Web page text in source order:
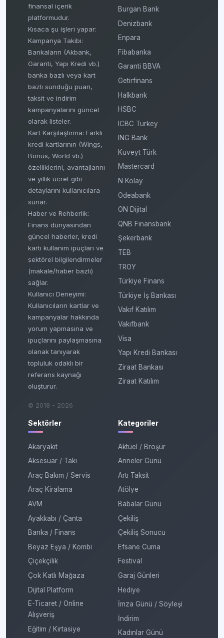
finansal içerik
platformudur.
Kısaca şu işleri yapar:
Kampanya Takibi:
Bankaların (Akbank,
Garanti, Yapı Kredi vb.)
banka bazlı veya kart
bazlı sunduğu puan,
taksit ve indirim
kampanyalarını güncel
olarak listeler.
Kart Karşılaştırma: Farklı
kredi kartlarının (Wings,
Bonus, World vb.)
özelliklerini, avantajlarını
ve yıllık ücret gibi
detaylarını kullanıcılara
sunar.
Haber ve Rehberlik:
Finans dünyasından
güncel haberler, kredi
kartı kullanım ipuçları ve
sektörel bilgilendirmeler
(makale/haber bazlı)
sağlar.
Kullanıcı Deneyimi:
Kullanıcıların kartlar ve
kampanyalar hakkında
yorum yapmasına ve
ipuçlarını paylaşmasına
olanak tanıyarak
topluluk odaklı bir
referans kaynağı
oluşturur.
© 2018 - 2026
Burgan Bank
Denizbank
Enpara
Fibabanka
Garanti BBVA
Getirfinans
Halkbank
HSBC
ICBC Turkey
ING Bank
Kuveyt Türk
Mastercard
N Kolay
Odeabank
ON Dijital
QNB Finansbank
Şekerbank
TEB
TROY
Türkiye Finans
Türkiye İş Bankası
Vakıf Katılım
Vakıfbank
Visa
Yapı Kredi Bankası
Ziraat Bankası
Ziraat Katılım
Sektörler
Akaryakıt
Aksesuar / Takı
Araç Bakım / Servis
Araç Kiralama
AVM
Ayakkabı / Çanta
Banka / Finans
Beyaz Eşya / Kombi
Çiçekçilik
Çok Katlı Mağaza
Dijital Platform
E-Ticaret / Online
Alışveriş
Eğitim / Kırtasiye
Kategoriler
Aktüel / Broşür
Anneler Günü
Artı Taksit
Atölye
Babalar Günü
Çekiliş
Çekiliş Sonucu
Efsane Cuma
Festival
Garaj Günleri
Hediye
İmza Günü / Söyleşi
İndirim
Kadınlar Günü